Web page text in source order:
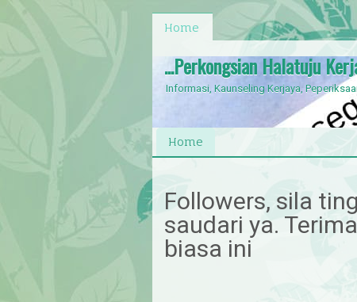
Home
...Perkongsian Halatuju
Informasi, Kaunseling Kerjaya,
Home
Followers, sila
saudari ya.
biasa ini